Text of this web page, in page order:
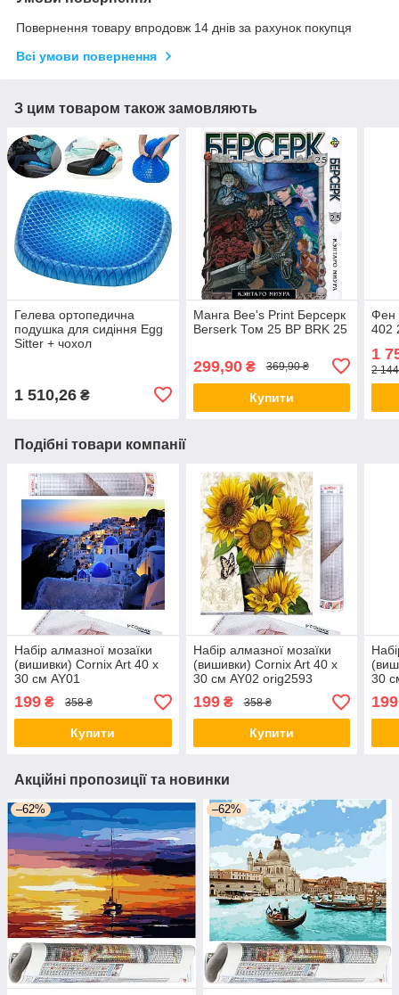
Повернення товару впродовж 14 днів за рахунок покупця
Всі умови повернення
З цим товаром також замовляють
Гелева ортопедична
подушка для сидіння Egg
Sitter + чохол
1 510,26 ₴
Манга Bee's Print Берсерк
Berserk Том 25 BP BRK 25
299,90₴ 369,90 ₴
Купити
Фен
402
1
2
Подібні товари компанії
Набір алмазної мозаїки
(вишивки) Cornix Art 40 x
30 см AY01
199 ₴ 358 ₴
Купити
Набір алмазної мозаїки
(вишивки) Cornix Art 40 x
30 см AY02 orig2593
199₴ 358 ₴
Купити
30
199
Акційні пропозиції та новинки
–62% –62%